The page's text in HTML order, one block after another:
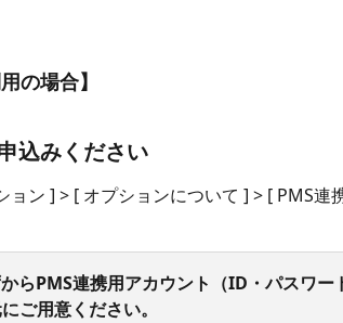
の場合】
込みください
ン ] > [ オプションについて ] > [ PMS連
らPMS連携用アカウント（ID・パスワー
ご用意ください。